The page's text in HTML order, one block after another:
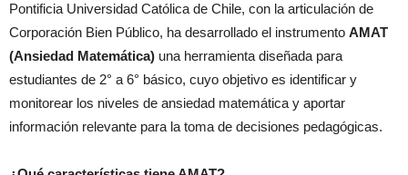
Pontificia Universidad Católica de Chile, con la articulación de
Corporación Bien Público, ha desarrollado el instrumento AMAT
(Ansiedad Matemática) una herramienta diseñada para
estudiantes de 2° a 6° básico, cuyo objetivo es identificar y
monitorear los niveles de ansiedad matemática y aportar
información relevante para la toma de decisiones pedagógicas.